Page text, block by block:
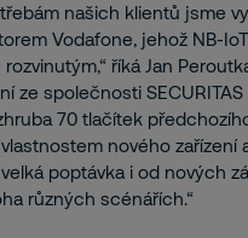
našich klientů jsme
Vodafone, jehož NB-
říká Jan
ze společnosti SECURITAS
70 tlačítek
nového zařízení
poptávka i od nových
různých scénářích.“